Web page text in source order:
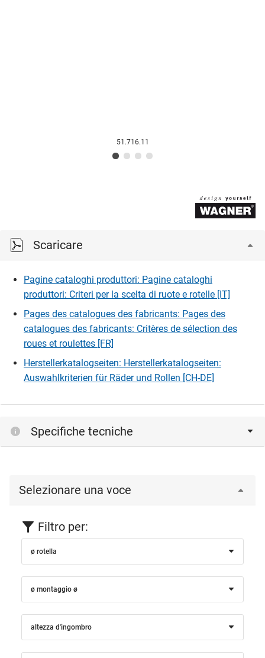
51.716.11
Scaricare
Pagine cataloghi produttori: Pagine cataloghi
produttori: Criteri per la scelta di ruote e rotelle [IT]
Pages des catalogues des fabricants: Pages des
catalogues des fabricants: Critères de sélection des
roues et roulettes [FR]
Herstellerkatalogseiten: Herstellerkatalogseiten:
Auswahlkriterien für Räder und Rollen [CH-DE]
Specifiche tecniche
Selezionare una voce
Filtro per:
ø rotella
ø montaggio ø
altezza d'ingombro